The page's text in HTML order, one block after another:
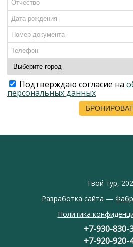
Подтверждаю согласие на
персональных данных
Твой тур,
Разработка сайта —
Политика
+7-930-830-
+7-920-920-